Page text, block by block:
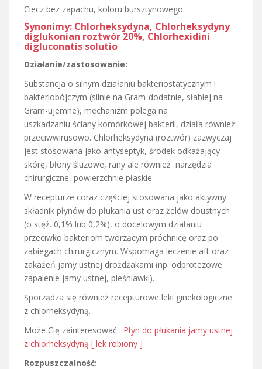
Ciecz bez zapachu, koloru bursztynowego.
Synonimy: Chlorheksydyna, Chlorheksydyny
diglukonian roztwór 20%, Chlorhexidini
digluconatis solutio
Działanie/zastosowanie:
Substancja o silnym działaniu bakteriostatycznym i
bakteriobójczym (silnie na Gram-dodatnie, słabiej na
Gram-ujemne), mechanizm polega na
uszkadzaniu ściany komórkowej bakterii, działa również
przeciwwirusowo. Chlorheksydyna (roztwór) zazwyczaj
jest stosowana jako antyseptyk, środek odkażający
skórę, błony śluzowe, rany ale również narzędzia
chirurgiczne, powierzchnie płaskie.
W recepturze coraz częściej stosowana jako aktywny
składnik płynów do płukania ust oraz żelów doustnych
(o stęż. 0,1% lub 0,2%), o docelowym działaniu
przeciwko bakteriom tworzącym próchnicę oraz po
zabiegach chirurgicznym. Wspomaga leczenie aft oraz
zakażeń jamy ustnej drożdżakami (np. odprotezowe
zapalenie jamy ustnej, pleśniawki).
Sporządza się również recepturowe leki ginekologiczne
z chlorheksydyną.
Może Cię zainteresować : Płyn do płukania jamy ustnej
z chlorheksydyną [ lek robiony ]
Rozpuszczalność: